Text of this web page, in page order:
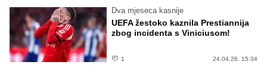
Dva mjeseca kasnije
UEFA žestoko kaznila Prestiannija
zbog incidenta s Viniciusom!
1 24.04.26. 15:34